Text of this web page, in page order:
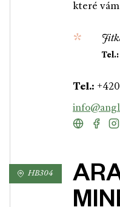
které
Tel.:
Tel.:
HB304